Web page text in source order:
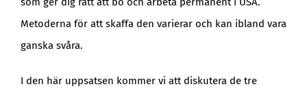
Metoderna för att skaffa den varierar och kan ibland vara
ganska svåra.
I den här uppsatsen kommer vi att diskutera de tre